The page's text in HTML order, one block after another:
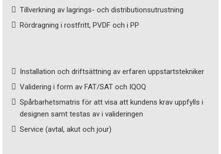
Tillverkning av lagrings- och distributionsutrustning
Rördragning i rostfritt, PVDF och i PP
Installation och driftsättning av erfaren uppstartstekniker
Validering i form av FAT/SAT och IQOQ
Spårbarhetsmatris för att visa att kundens krav uppfylls i
designen samt testas av i valideringen
Service (avtal, akut och jour)